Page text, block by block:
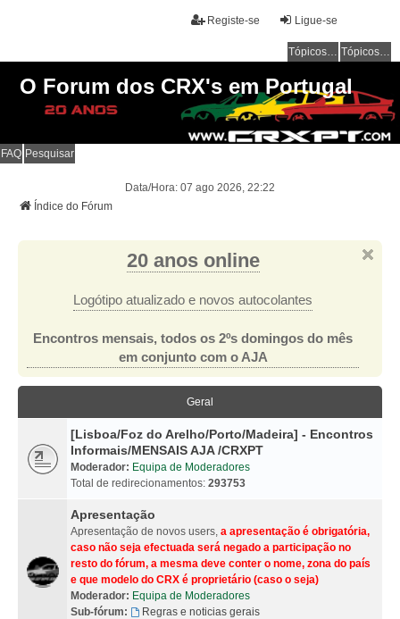
Ligue-se
Registe-se
Tópicos sem resposta Tópicos ativos
O Forum dos CRX's em Portugal
FAQ Pesquisar
Data/Hora: 07 ago 2026, 22:22
Índice do Fórum
20 anos online
Logótipo atualizado e novos autocolantes
Encontros mensais, todos os 2ºs domingos do mês
em conjunto com o AJA
Geral
[Lisboa/Foz do Arelho/Porto/Madeira] - Encontros
Informais/MENSAIS AJA /CRXPT
Moderador: Equipa de Moderadores
Total de redirecionamentos: 293753
Apresentação
Apresentação de novos users, a apresentação é obrigatória,
caso não seja efectuada será negado a participação no
resto do fórum, a mesma deve conter o nome, zona do país
e que modelo do CRX é proprietário (caso o seja)
Moderador: Equipa de Moderadores
Sub-fórum:
Regras e noticias gerais